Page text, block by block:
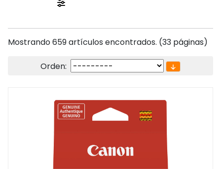
Mostrando 659 artículos encontrados. (33 páginas)
Orden: